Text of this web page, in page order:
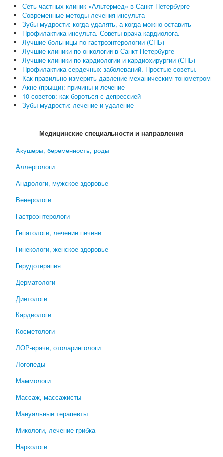
Сеть частных клиник «Альтермед» в Санкт-Петербурге
Современные методы лечения инсульта
Зубы мудрости: когда удалять, а когда можно оставить
Профилактика инсульта. Советы врача кардиолога.
Лучшие больницы по гастроэнтерологии (СПБ)
Лучшие клиники по онкологии в Санкт-Петербурге
Лучшие клиники по кардиологии и кардиохирургии (СПБ)
Профилактика сердечных заболеваний. Простые советы.
Как правильно измерить давление механическим тонометром
Акне (прыщи): причины и лечение
10 советов: как бороться с депрессией
Зубы мудрости: лечение и удаление
Медицинские специальности и направления
Акушеры, беременность, роды
Аллергологи
Андрологи, мужское здоровье
Венерологи
Гастроэнтерологи
Гепатологи, лечение печени
Гинекологи, женское здоровье
Гирудотерапия
Дерматологи
Диетологи
Кардиологи
Косметологи
ЛОР-врачи, отоларингологи
Логопеды
Маммологи
Массаж, массажисты
Мануальные терапевты
Микологи, лечение грибка
Наркологи